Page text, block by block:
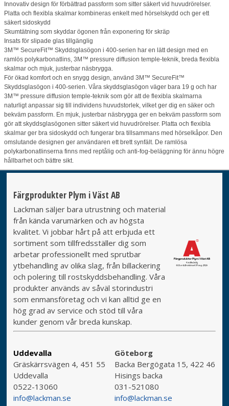
Innovativ design för förbättrad passform som sitter säkert vid huvudrörelser.
Platta och flexibla skalmar kombineras enkelt med hörselskydd och ger ett
säkert sidoskydd
Skumtätning som skyddar ögonen från exponering för skräp
Insats för slipade glas tillgänglig
3M™ SecureFit™ Skyddsglasögon i 400-serien har en lätt design med en
ramlös polykarbonatlins, 3M™ pressure diffusion temple-teknik, breda flexibla
skalmar och mjuk, justerbar näsbrygga.
För ökad komfort och en snygg design, använd 3M™ SecureFit™
Skyddsglasögon i 400-serien. Våra skyddsglasögon väger bara 19 g och har
3M™ pressure diffusion temple-teknik som gör att de flexibla skalmarna
naturligt anpassar sig till individens huvudstorlek, vilket ger dig en säker och
bekväm passform. En mjuk, justerbar näsbrygga ger en bekväm passform som
gör att skyddsglasögonen sitter säkert vid huvudrörelser. Platta och flexibla
skalmar ger bra sidoskydd och fungerar bra tillsammans med hörselkåpor. Den
omslutande designen ger användaren ett brett synfält. De ramlösa
polykarbonatlinserna finns med reptålig och anti-fog-beläggning för ännu högre
hållbarhet och bättre sikt.
Färgprodukter Plym i Väst AB
Lackman säljer bara utrustning och material
från kända varumärken och av högsta
kvalitet. Vi jobbar hårt på att erbjuda ett
sortiment som tillfredsställer dig som
arbetar professionellt med sprutbar
ytbehandling av olika slag, från billackering
och polering till rostskyddsbehandling. Våra
produkter används av såväl storindustri
som enmansföretag och vi kan alltid ge en
hög grad av service och stöd till våra
kunder genom vår breda kunskap.
Uddevalla
Gräskärrsvägen 4, 451 55
Uddevalla
0522-13060
info@lackman.se
Göteborg
Backa Bergögata 15, 422 46
Hisings backa
031-521080
info@lackman.se